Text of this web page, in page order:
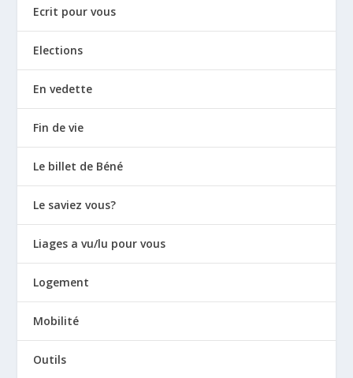
Ecrit pour vous
Elections
En vedette
Fin de vie
Le billet de Béné
Le saviez vous?
Liages a vu/lu pour vous
Logement
Mobilité
Outils